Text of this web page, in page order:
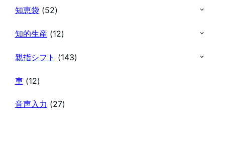
知恵袋 (52)
知的生産(12)
親指シフト (143)
車(12)
音声入力 (27)